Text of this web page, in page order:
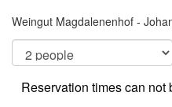
Weingut Magdalenenhof -
Reservation times can not